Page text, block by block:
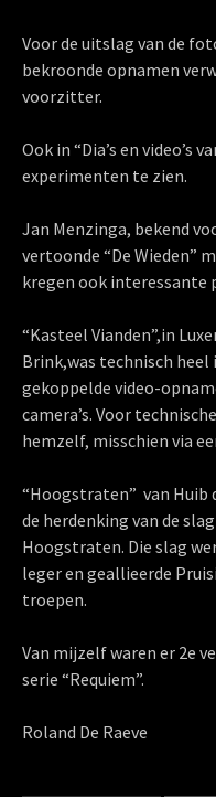
Voor de uitslag van de
bekroonde opnamen
voorzitter.
Ook in “Dia’s en video’s
experimenten te zien.
Jan Menzinga, bekend
vertoonde “De Wieden”
kregen ook interessante
“Kasteel Vianden”,in
Brink,was technisch
gekoppelde video-
camera’s. Voor
hemzelf, misschien via
“Hoogstraten” van Huib
de herdenking van de
Hoogstraten. Die slag
leger en geallieerde
troepen.
Van mijzelf waren er 2e
serie “Requiem”.
Roland De Raeve